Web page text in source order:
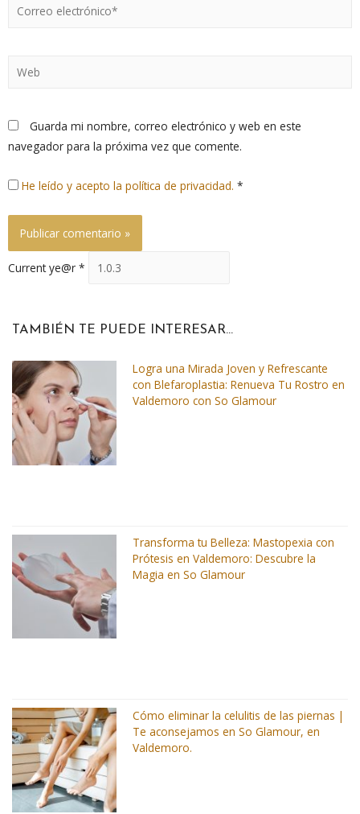
Guarda mi nombre, correo electrónico y web en este
navegador para la próxima vez que comente.
He leído y acepto la política de privacidad. *
Current ye@r *
TAMBIÉN TE PUEDE INTERESAR...
Logra una Mirada Joven y Refrescante
con Blefaroplastia: Renueva Tu Rostro en
Valdemoro con So Glamour
Transforma tu Belleza: Mastopexia con
Prótesis en Valdemoro: Descubre la
Magia en So Glamour
Cómo eliminar la celulitis de las piernas |
Te aconsejamos en So Glamour, en
Valdemoro.